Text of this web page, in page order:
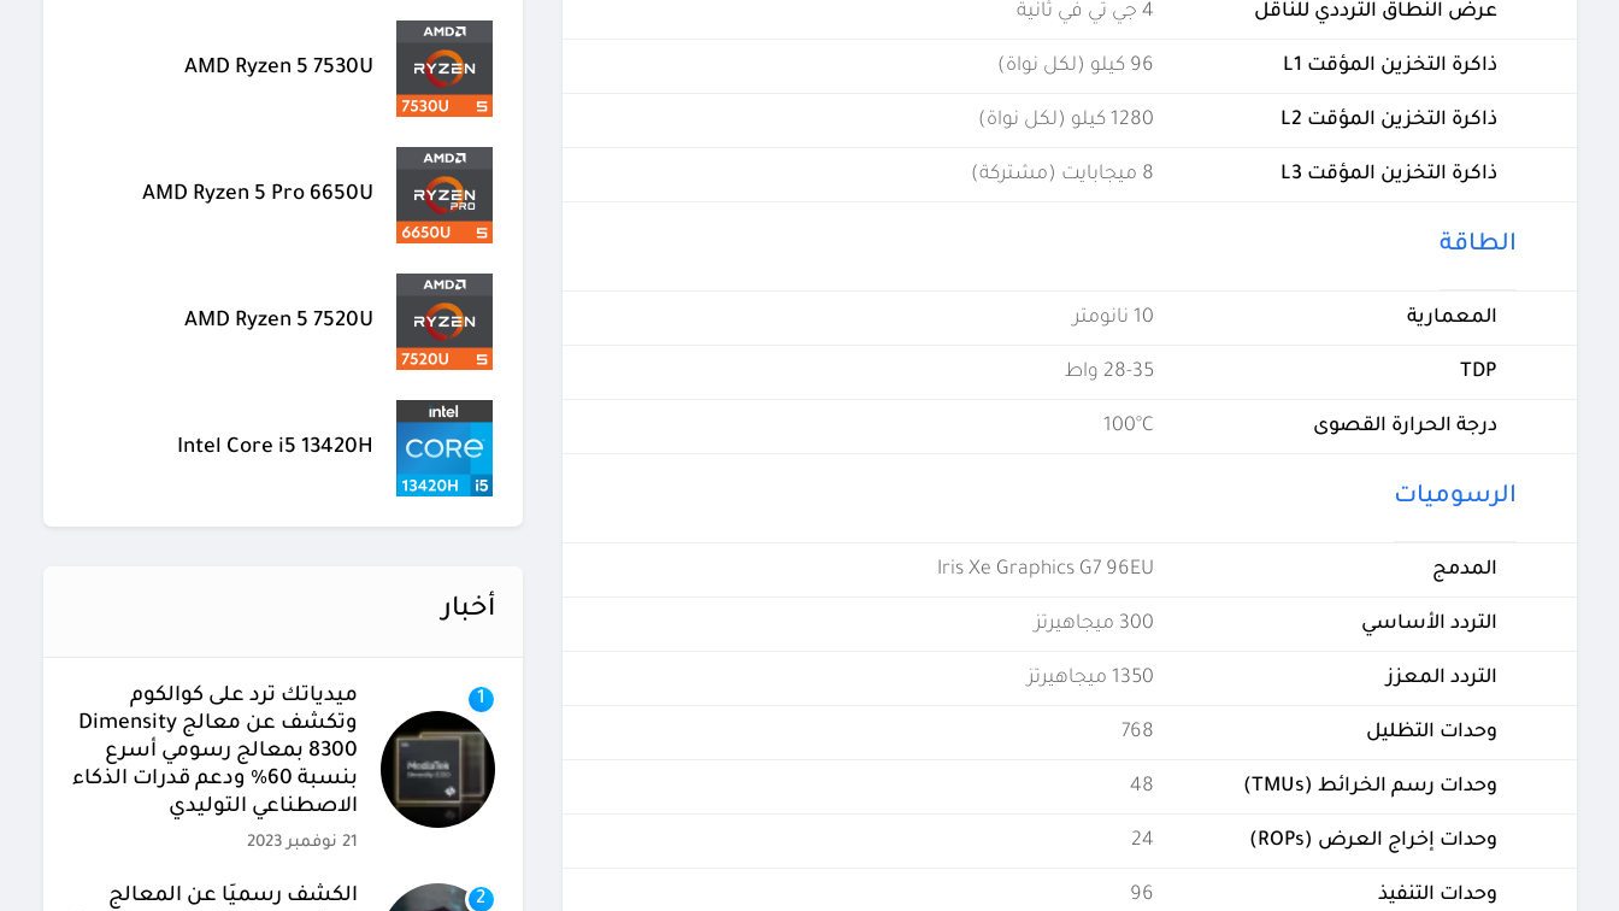
عرض النطاق الترددي للناقل 4 جي تي في ثانية
ذاكرة التخزين المؤقت L1 96 كيلو (لكل نواة)
ذاكرة التخزين المؤقت L2 1280 كيلو (لكل نواة)
ذاكرة التخزين المؤقت L3 8 ميجابايت (مشتركة)
الطاقة
المعمارية 10 نانومتر
TDP 28-35 واط
درجة الحرارة القصوى 100°C
الرسوميات
المدمج Iris Xe Graphics G7 96EU
التردد الأساسي 300 ميجاهيرتز
التردد المعزز 1350 ميجاهيرتز
وحدات التظليل 768
وحدات رسم الخرائط (TMUs) 48
وحدات إخراج العرض (ROPs) 24
وحدات التنفيذ 96
AMD Ryzen 5 7530U
AMD Ryzen 5 Pro 6650U
AMD Ryzen 5 7520U
Intel Core i5 13420H
أخبار
1
ميدياتك ترد على كوالكوم
وتكشف عن معالج Dimensity
8300 بمعالج رسومي أسرع
بنسبة 60% ودعم قدرات الذكاء
الاصطناعي التوليدي
21 نوفمبر 2023
2
الكشف رسميًا عن المعالج